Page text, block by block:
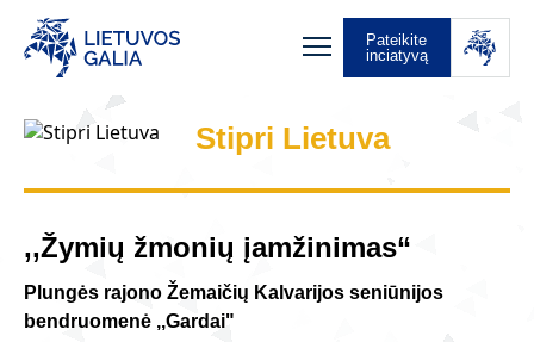
Pateikite
inciatyvą
Stipri Lietuva
,,Žymių žmonių įamžinimas“
Plungės rajono Žemaičių Kalvarijos seniūnijos
bendruomenė ,,Gardai"